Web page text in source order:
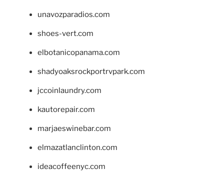
unavozparadios.com
shoes-vert.com
elbotanicopanama.com
shadyoaksrockportrvpark.com
jccoinlaundry.com
kautorepair.com
marjaeswinebar.com
elmazatlanclinton.com
ideacoffeenyc.com